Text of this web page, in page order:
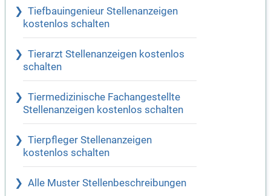
Tiefbauingenieur Stellenanzeigen
kostenlos schalten
Tierarzt Stellenanzeigen kostenlos
schalten
Tiermedizinische Fachangestellte
Stellenanzeigen kostenlos schalten
Tierpfleger Stellenanzeigen
kostenlos schalten
Alle Muster Stellenbeschreibungen